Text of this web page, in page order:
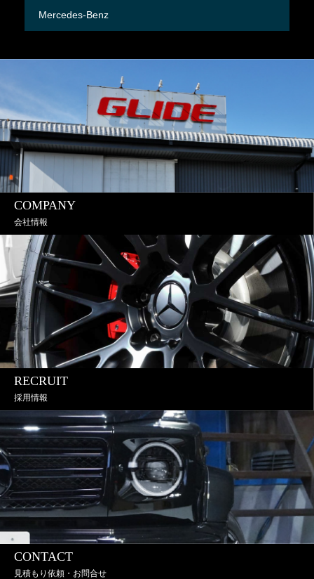
Mercedes-Benz
COMPANY
会社情報
RECRUIT
採用情報
CONTACT
見積もり依頼・お問合せ